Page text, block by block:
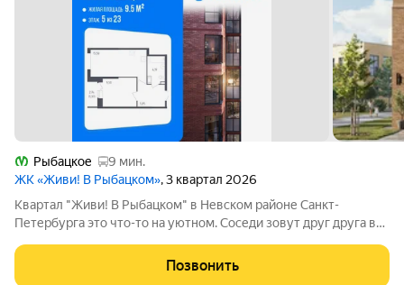
Рыбацкое
9 мин.
ЖК «Живи! В Рыбацком», 3 квартал 2026
Квартал "Живи! В Рыбацком" в Невском районе Санкт-
Петербурга это что-то на уютном. Соседи зовут друг друга в
цветущих аллеях во дворе. Но всего 20 минут пешком и вы у
метро "Рыбацкое",
Позвонить